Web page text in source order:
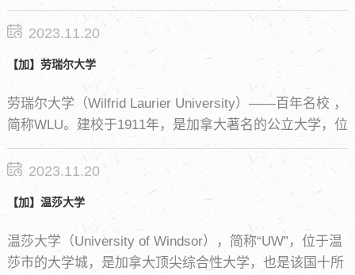
研究型大学。2020麦克林杂志加拿大综合类大学排名第
5，2020U.S. News加拿大大学排名第19。
2023.11.20
【加】劳瑞尔大学
劳瑞尔大学（Wilfrid Laurier University）——百年名校 ，
简称WLU。建校于1911年，是加拿大著名的公立大学，位
于安大略省滑铁卢市，驱车1小时就可到达多伦多皮尔森
国际机场，滑铁卢地区是安大略省东南部最繁荣的区域。
劳瑞尔大学拥有7个院系，为超过12,000名学生提供全日
制和兼职的本科及研究生课程。
2023.11.20
【加】温莎大学
温莎大学（University of Windsor），简称“UW”，位于温
莎市的大学城，是加拿大顶尖综合性大学，也是该国十所